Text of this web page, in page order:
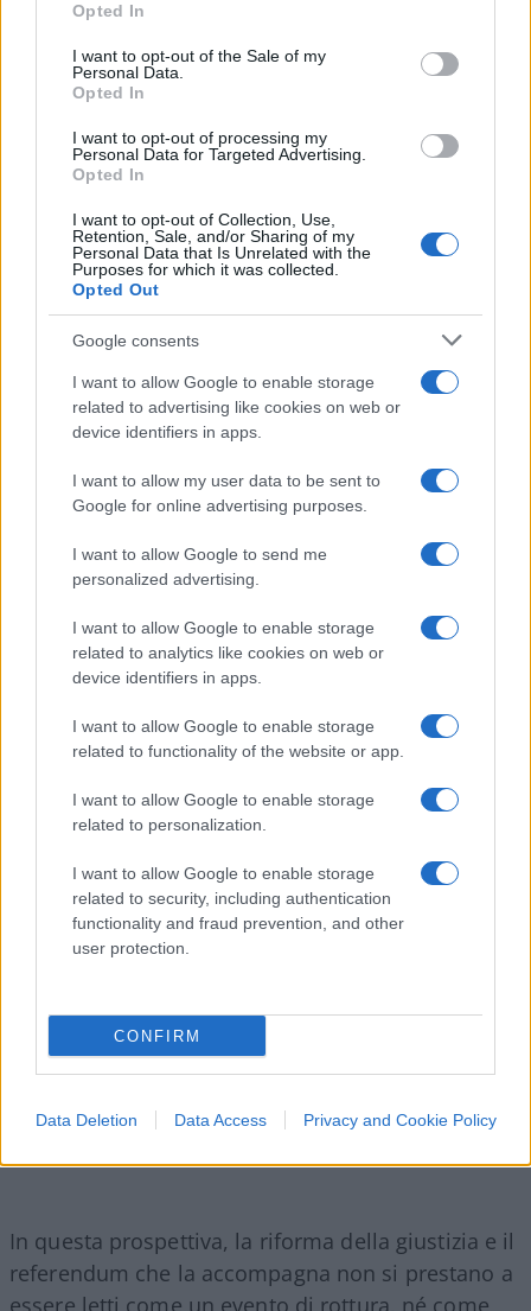
Opted In
I want to opt-out of the Sale of my
Personal Data.
Opted In
I want to opt-out of processing my
Personal Data for Targeted Advertising.
Opted In
I want to opt-out of Collection, Use,
Retention, Sale, and/or Sharing of my
Personal Data that Is Unrelated with the
Purposes for which it was collected.
Opted Out
Google consents
I want to allow Google to enable storage
related to advertising like cookies on web or
device identifiers in apps.
I want to allow my user data to be sent to
Google for online advertising purposes.
I want to allow Google to send me
personalized advertising.
I want to allow Google to enable storage
related to analytics like cookies on web or
device identifiers in apps.
I want to allow Google to enable storage
related to functionality of the website or app.
I want to allow Google to enable storage
related to personalization.
I want to allow Google to enable storage
related to security, including authentication
functionality and fraud prevention, and other
user protection.
CONFIRM
Data Deletion Data Access Privacy and Cookie Policy
e dalla sua Scienza della legislazione, nelle
anticipava alcuni tratti dell’attuale sistema
accusatorio con specifico riguardo al pubblico
giudizio. In tale prospettiva, egli rivendicava con
forza la terzietà del giudice, concepito come
formula rimasta celebre: “Il giudice è il mezzo tra i
due litiganti. Egli compara l’opposte e contrastanti
ragioni, le bilancia e poi giudica”.
Giacomo Matteotti
pubblicò, nel 1919, un breve ma incisivo saggio
sulla Rivista penale dal titolo
, in cui il deputato socialista sosteneva, con
nettezza, che il pubblico ministero, nel sistema
attribuiti — in particolare dagli artt. 1 e 179 del
codice di procedura penale del 1913, noto come
codice “Finocchiaro Aprile” — dovesse essere
qualificato, nella sua effettiva funzione, come una
vera e propria parte del processo. Infatti, “Parte
nel processo penale è, secondo me, colui che può
far valere o contro il quale è fatta valere la pretesa
Tale impostazione, quindi, si poneva in
nella “Relazione al Re” sul nuovo codice del 1913,
nella quale al pubblico ministero veniva attribuita
una posizione ritenuta “più nobile e imparziale, al
contraddittoria, di una “parte imparziale”: formula
che Matteotti smascherava come logicamente
riaffiorare nel dibattito giuridico ancora oggi.
In questa prospettiva, la riforma della giustizia e il
referendum che la accompagna non si prestano a
essere letti come un evento di rottura, né come